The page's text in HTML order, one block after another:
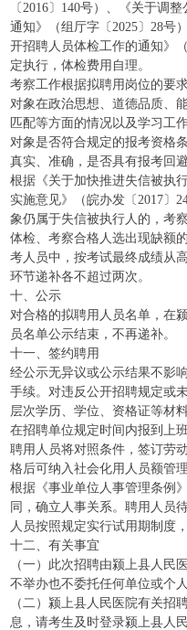
〔2016〕140号）、《关于调
通知》（组厅字〔2025〕28号
开招聘人员体检工作的通知》
定执行，体检费用自理。
考察工作根据拟聘用岗位的要
对象在政治思想、道德品质、
匹配等方面的情况以及学习工
对象是否符合规定的报考资格
真实、准确，是否具有报考回
根据《关于加快推进失信被执
实施意见》（皖办发〔2017〕
象仍属于失信被执行人的，考
体检、考察合格人选出现缺额
考人员中，按考试最终成绩从
环节递补各不超过两次。
十、公示
对合格的拟聘用人员名单，在
员名单公示结束，不再递补。
十一、签约聘用
经公示无异议或公示结果不影
手续。对违反公开招聘规定或
层次学历、学位、资格证等材
在招聘单位规定时间内报到上
聘用人员将对照条件，签订劳
格后可纳入社会化用人员额管
根据《事业单位人事管理条例
同，确立人事关系。聘用人员
人员按照规定实行试用期制度
十二、有关事宜
（一）此次招聘由颍上县人民
不举办也不委托任何单位或个
（二）颍上县人民医院有关招
息，请考生及时登录颍上县人